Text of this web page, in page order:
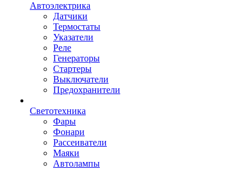
Автоэлектрика
Датчики
Термостаты
Указатели
Реле
Генераторы
Стартеры
Выключатели
Предохранители
Светотехника
Фары
Фонари
Рассеиватели
Маяки
Автолампы